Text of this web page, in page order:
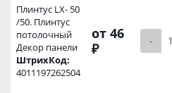
Плинтус LX- 50
/50. Плинтус
потолочный
Декор панели
ШтрихКод:
4011197262504
от 46
₽
-